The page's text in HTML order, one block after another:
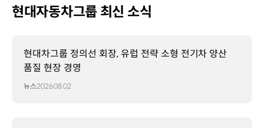
현대자동차그룹 최신 소식
현대차그룹 정의선 회장, 유럽 전략 소형 전기차 양산
품질 현장 경영
뉴스2026.08.02